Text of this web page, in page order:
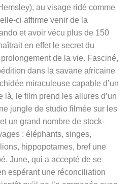
au visage ridé comme
ci affirme venir de la
et avoir vécu plus de 150
en effet le secret du
de la vie. Fasciné,
dans la savane africaine
miraculeuse capable d’un
là, le film prend les allures d’un
jungle de studio filmée sur les
un grand nombre de stock-
: éléphants, singes,
hippopotames, bref une
June, qui a accepté de se
espérant une réconciliation